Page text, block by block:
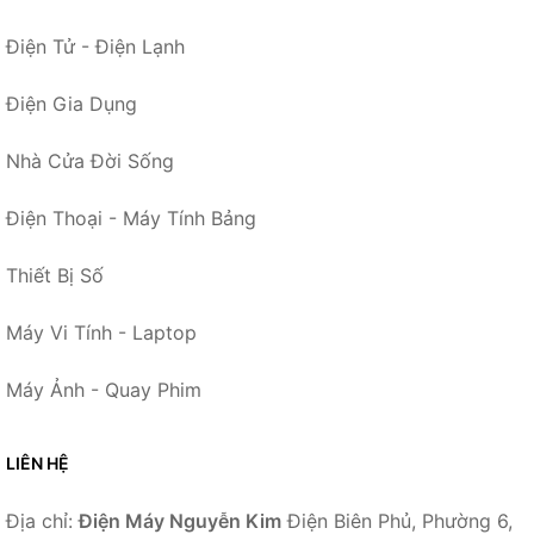
Điện Tử - Điện Lạnh
Điện Gia Dụng
Nhà Cửa Đời Sống
Điện Thoại - Máy Tính Bảng
Thiết Bị Số
Máy Vi Tính - Laptop
Máy Ảnh - Quay Phim
LIÊN HỆ
Địa chỉ:Điện Máy Nguyễn Kim Điện Biên Phủ, Phường 6,